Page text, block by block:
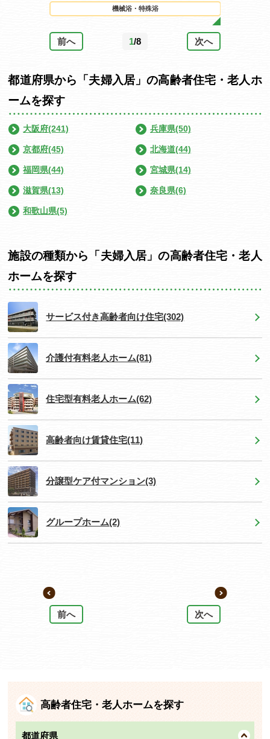
機械浴・特殊浴
1/8
前へ 次へ
都道府県から「夫婦入居」の高齢者住宅・老人ホ
ームを探す
大阪府(241) 兵庫県(50)
京都府(45) 北海道(44)
福岡県(44) 宮城県(14)
滋賀県(13) 奈良県(6)
和歌山県(5)
施設の種類から「夫婦入居」の高齢者住宅・老人
ホームを探す
サービス付き高齢者向け住宅(302)
介護付有料老人ホーム(81)
住宅型有料老人ホーム(62)
高齢者向け賃貸住宅(11)
分譲型ケア付マンション(3)
グループホーム(2)
高齢者住宅・老人ホームを探す